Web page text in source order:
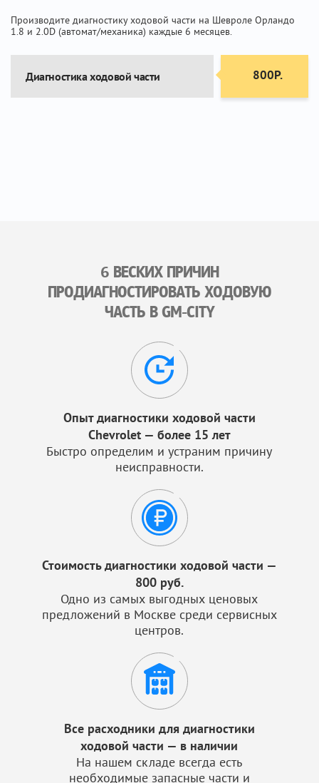
Производите диагностику ходовой части на Шевроле Орландо
1.8 и 2.0D (автомат/механика) каждые 6 месяцев.
Диагностика ходовой части 800Р.
6 ВЕСКИХ ПРИЧИН
ПРОДИАГНОСТИРОВАТЬ ХОДОВУЮ
ЧАСТЬ В GM-CITY
Опыт диагностики ходовой части
Chevrolet — более 15 лет
Быстро определим и устраним причину
неисправности.
Стоимость диагностики ходовой части —
800 руб.
Одно из самых выгодных ценовых
предложений в Москве среди сервисных
центров.
Все расходники для диагностики
ходовой части — в наличии
На нашем складе всегда есть
необходимые запасные части и